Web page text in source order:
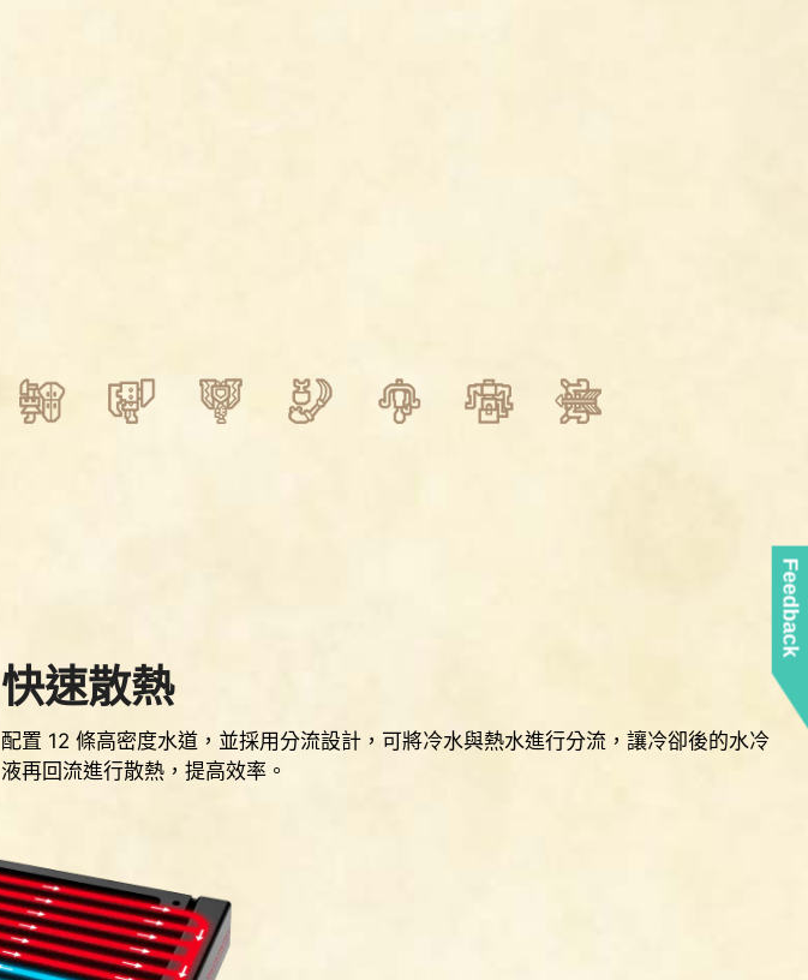
快速散熱
配置 12 條高密度水道，並採用分流設計，可將冷水與熱水進行分流，讓冷卻後的水冷
液再回流進行散熱，提高效率。
Feedback